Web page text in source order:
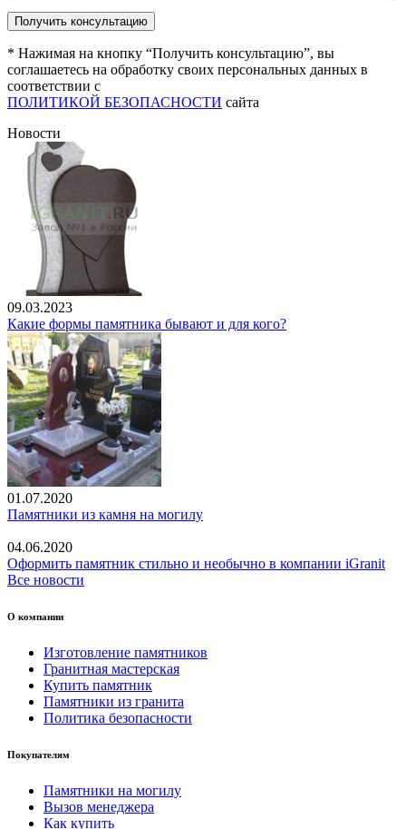
* Нажимая на кнопку “Получить консультацию”, вы
соглашаетесь на обработку своих персональных данных в
соответствии с
ПОЛИТИКОЙ БЕЗОПАСНОСТИ сайта
Новости
09.03.2023
Какие формы памятника бывают и для кого?
01.07.2020
Памятники из камня на могилу
04.06.2020
Оформить памятник стильно и необычно в компании iGranit
Все новости
О компании
Изготовление памятников
Гранитная мастерская
Купить памятник
Памятники из гранита
Политика безопасности
Покупателям
Памятники на могилу
Вызов менеджера
Как купить